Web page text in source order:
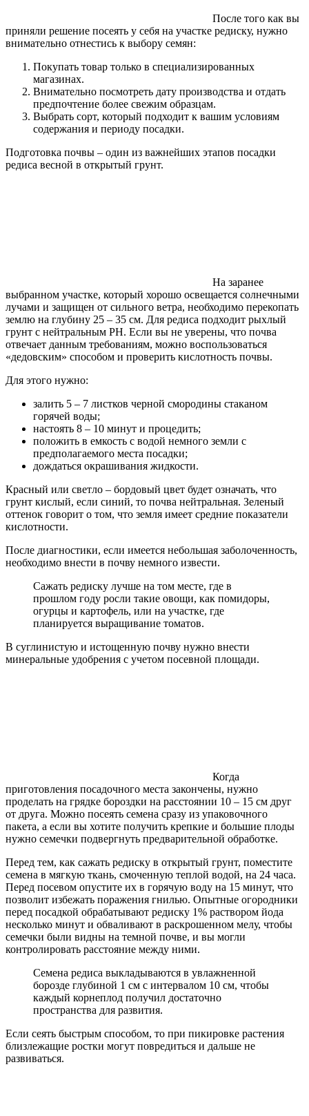
После того как вы
приняли решение посеять у себя на участке редиску, нужно
внимательно отнестись к выбору семян:
Покупать товар только в специализированных
магазинах.
Внимательно посмотреть дату производства и отдать
предпочтение более свежим образцам.
Выбрать сорт, который подходит к вашим условиям
содержания и периоду посадки.
Подготовка почвы – один из важнейших этапов посадки
редиса весной в открытый грунт.
На заранее
выбранном участке, который хорошо освещается солнечными
лучами и защищен от сильного ветра, необходимо перекопать
землю на глубину 25 – 35 см. Для редиса подходит рыхлый
грунт с нейтральным PH. Если вы не уверены, что почва
отвечает данным требованиям, можно воспользоваться
«дедовским» способом и проверить кислотность почвы.
Для этого нужно:
залить 5 – 7 листков черной смородины стаканом
горячей воды;
настоять 8 – 10 минут и процедить;
положить в емкость с водой немного земли с
предполагаемого места посадки;
дождаться окрашивания жидкости.
Красный или светло – бордовый цвет будет означать, что
грунт кислый, если синий, то почва нейтральная. Зеленый
оттенок говорит о том, что земля имеет средние показатели
кислотности.
После диагностики, если имеется небольшая заболоченность,
необходимо внести в почву немного извести.
Сажать редиску лучше на том месте, где в
прошлом году росли такие овощи, как помидоры,
огурцы и картофель, или на участке, где
планируется выращивание томатов.
В суглинистую и истощенную почву нужно внести
минеральные удобрения с учетом посевной площади.
Когда
приготовления посадочного места закончены, нужно
проделать на грядке бороздки на расстоянии 10 – 15 см друг
от друга. Можно посеять семена сразу из упаковочного
пакета, а если вы хотите получить крепкие и большие плоды
нужно семечки подвергнуть предварительной обработке.
Перед тем, как сажать редиску в открытый грунт, поместите
семена в мягкую ткань, смоченную теплой водой, на 24 часа.
Перед посевом опустите их в горячую воду на 15 минут, что
позволит избежать поражения гнилью. Опытные огородники
перед посадкой обрабатывают редиску 1% раствором йода
несколько минут и обваливают в раскрошенном мелу, чтобы
семечки были видны на темной почве, и вы могли
контролировать расстояние между ними.
Семена редиса выкладываются в увлажненной
борозде глубиной 1 см с интервалом 10 см, чтобы
каждый корнеплод получил достаточно
пространства для развития.
Если сеять быстрым способом, то при пикировке растения
близлежащие ростки могут повредиться и дальше не
развиваться.